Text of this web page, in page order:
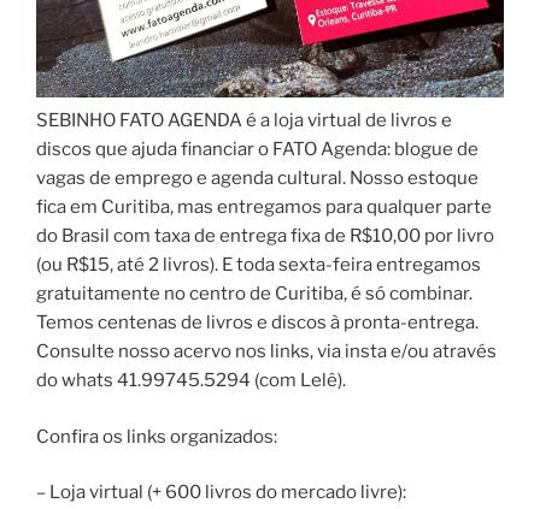
SEBINHO FATO AGENDA é a loja virtual de livros e
discos que ajuda financiar o FATO Agenda: blogue de
vagas de emprego e agenda cultural. Nosso estoque
fica em Curitiba, mas entregamos para qualquer parte
do Brasil com taxa de entrega fixa de R$10,00 por livro
(ou R$15, até 2 livros). E toda sexta-feira entregamos
gratuitamente no centro de Curitiba, é só combinar.
Temos centenas de livros e discos à pronta-entrega.
Consulte nosso acervo nos links, via insta e/ou através
do whats 41.99745.5294 (com Lelê).
Confira os links organizados:
– Loja virtual (+ 600 livros do mercado livre):